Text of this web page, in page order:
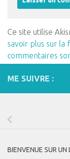
Ce site utilise
savoir plus sur la
commentaires
ME SUIVRE :
BIENVENUE SUR